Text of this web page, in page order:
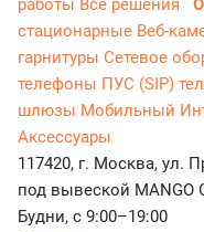
работы Все решения
стационарные Веб-
гарнитуры Сетевое
телефоны ПУС (SIP)
шлюзы Мобильный
Аксессуары
117420, г. Москва, ул.
под вывеской MANGO
Будни, с 9:00–19:00